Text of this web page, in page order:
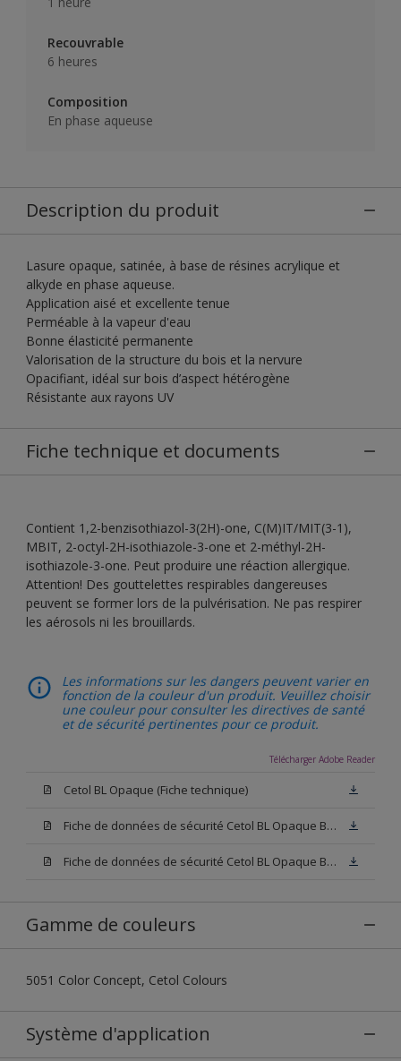
Recouvrable
6 heures
Composition
En phase aqueuse
Description du produit
Lasure opaque, satinée, à base de résines acrylique et
alkyde en phase aqueuse.
Application aisé et excellente tenue
Perméable à la vapeur d'eau
Bonne élasticité permanente
Valorisation de la structure du bois et la nervure
Opacifiant, idéal sur bois d’aspect hétérogène
Résistante aux rayons UV
Fiche technique et documents
Contient 1,2-benzisothiazol-3(2H)-one, C(M)IT/MIT(3-1),
MBIT, 2-octyl-2H-isothiazole-3-one et 2-méthyl-2H-
isothiazole-3-one. Peut produire une réaction allergique.
Attention! Des gouttelettes respirables dangereuses
peuvent se former lors de la pulvérisation. Ne pas respirer
les aérosols ni les brouillards.
Les informations sur les dangers peuvent varier en
fonction de la couleur d'un produit. Veuillez choisir
une couleur pour consulter les directives de santé
et de sécurité pertinentes pour ce produit.
Télécharger Adobe Reader
Cetol BL Opaque (Fiche technique)
Fiche de données de sécurité Cetol BL Opaque Base W05 (SDS)
Fiche de données de sécurité Cetol BL Opaque Base N00 (SDS)
Gamme de couleurs
5051 Color Concept, Cetol Colours
Système d'application